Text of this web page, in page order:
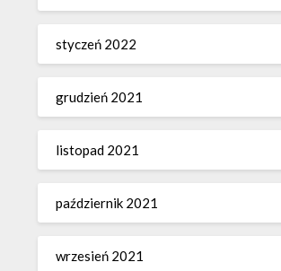
styczeń 2022
grudzień 2021
listopad 2021
październik 2021
wrzesień 2021